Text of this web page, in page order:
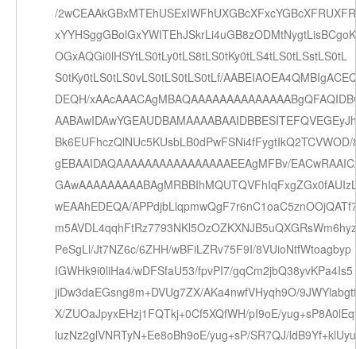
/
OGxAQGi0lHSYtLS0tLy0tLS8tLS0tKy0tLS4tLS0tLSstLS0tL
S0tKy0tLS0tLS0vLS0tLS0tLS0tLf/
DEQH/
gEBAAIDAQAAAAAAAAAAAAAAAAEEAgMFBv/
wEAAhEDEQA/
PeSgLl/Jt7NZ6c/6ZHH/wBFiLZRv75F9I/8VUioNtfWtoagbyp
IGWHk9i0liHa4/wDFSfaU53/fpvPI7/gqCm2jbQ38yvKPa4Is5
jiDw3daEGsng8m+DVUg7ZX/AKa4nwfVHyqh9O/
X/ZUOaJpyxEHzj1FQTkj+0Cf5XQfWH/pI9oE/
luzNz2glVNRTyN+Ee8oBh9oE/yug+sP/SR7QJ/ldB9Yf+klUyu